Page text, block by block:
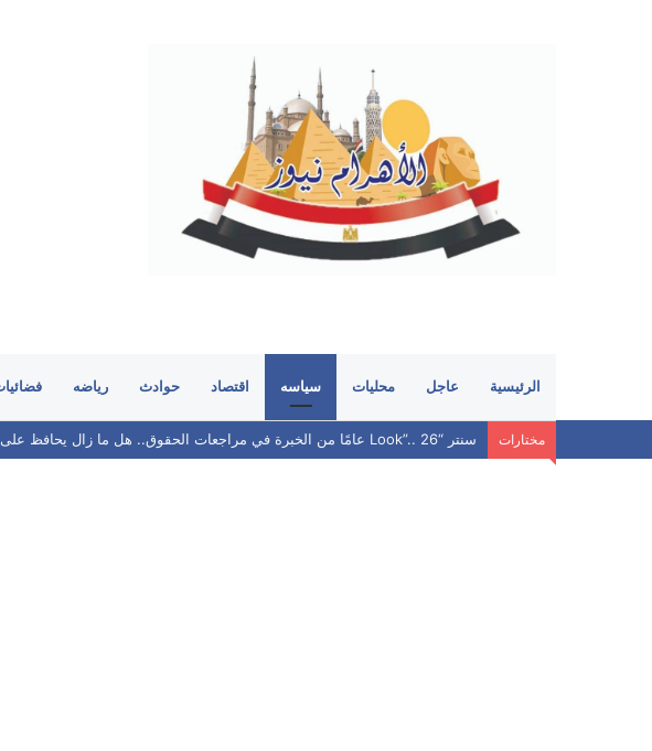
الرئيسية عاجل محليات سياسه اقتصاد حوادث رياضه
مختارات سنتر “Look”.. 26 عامًا من الخبرة في مراجعات الحقوق.. هل ما زال يحافظ على مكانته بين الطلاب؟